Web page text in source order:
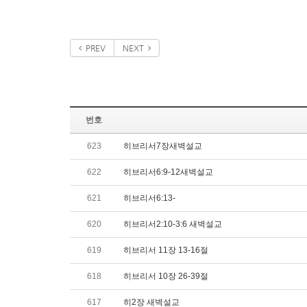
PREV NEXT
번호
623 히브리서7장새벽설교
622 히브리서6:9-12새벽설교
621 히브리서6:13-
620 히브리서2:10-3:6 새벽설교
619 히브리서 11장 13-16절
618 히브리서 10장 26-39절
617 히2장 새벽설교